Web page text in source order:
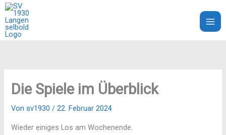
Zum
Inhalt
springen
Die Spiele im Überblick
Vonsv1930/22. Februar 2024
Wieder einiges Los am Wochenende.